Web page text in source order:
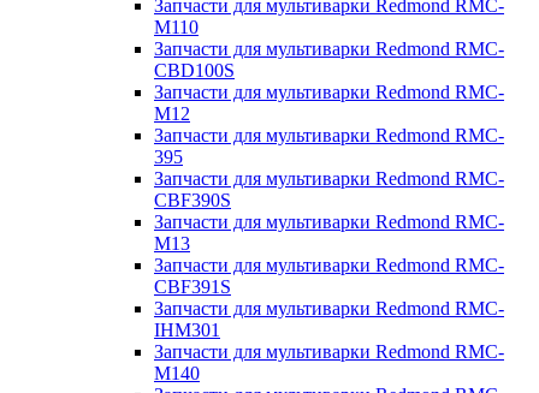
Запчасти для мультиварки Redmond RMC-
M110
Запчасти для мультиварки Redmond RMC-
CBD100S
Запчасти для мультиварки Redmond RMC-
M12
Запчасти для мультиварки Redmond RMC-
395
Запчасти для мультиварки Redmond RMC-
CBF390S
Запчасти для мультиварки Redmond RMC-
M13
Запчасти для мультиварки Redmond RMC-
CBF391S
Запчасти для мультиварки Redmond RMC-
IHM301
Запчасти для мультиварки Redmond RMC-
M140